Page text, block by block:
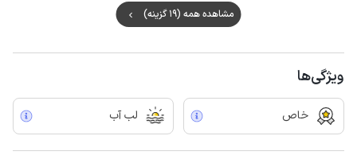
مشاهده همه (19 گزینه)
ویژگی‌ها
خاص لب آب